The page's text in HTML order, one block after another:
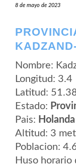
8 de mayo de 2023
Nombre:
Longitud: 3.4
Latitud:
Estado:
Pais: Holanda
Altitud: 3
Poblacion:
Huso horario